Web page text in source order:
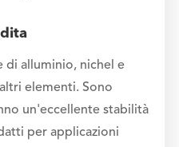
di alluminio, nichel e
elementi. Sono
un'eccellente stabilità
per applicazioni